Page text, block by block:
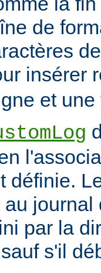
de
insérer
et
définie.
journal
par la
s'il